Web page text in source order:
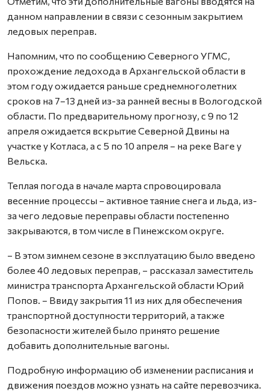
данном направлении в связи с сезонным закрытием
ледовых переправ.
Напомним, что по сообщению Северного УГМС,
прохождение ледохода в Архангельской области в
этом году ожидается раньше среднемноголетних
сроков на 7–13 дней из-за ранней весны в Вологодской
области. По предварительному прогнозу, с 9 по 12
апреля ожидается вскрытие Северной Двины на
участке у Котласа, а с 5 по 10 апреля – на реке Ваге у
Вельска.
Теплая погода в начале марта спровоцировала
весенние процессы – активное таяние снега и льда, из-
за чего ледовые переправы области постепенно
закрываются, в том числе в Пинежском округе.
– В этом зимнем сезоне в эксплуатацию было введено
более 40 ледовых переправ, – рассказал заместитель
министра транспорта Архангельской области Юрий
Попов. – Ввиду закрытия 11 из них для обеспечения
транспортной доступности территорий, а также
безопасности жителей было принято решение
добавить дополнительные вагоны.
Подробную информацию об изменении расписания и
движения поездов можно узнать на сайте перевозчика.